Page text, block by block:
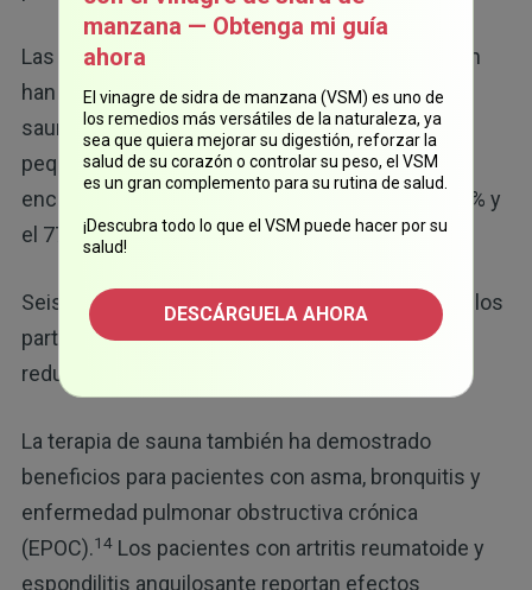
Las personas que sufren de fibromialgia también
han experimentado grandes resultados al usar
saunas para reducir el malestar y el dolor. En un
pequeño estudio, 44 pacientes con fibromialgia
encontraron una reducción del dolor entre el 33 % y
el 77 %.
Seis meses después de que terminó el estudio, los
participantes continuaron informando una
reducción del dolor entre el 28 % y el 68 %.
La terapia de sauna también ha demostrado
beneficios para pacientes con asma, bronquitis y
enfermedad pulmonar obstructiva crónica
(EPOC).14Los pacientes con artritis reumatoide y
espondilitis anquilosante reportan efectos
manzana — Obtenga mi guía
ahora
El vinagre de sidra de manzana (VSM) es uno de
los remedios más versátiles de la naturaleza, ya
sea que quiera mejorar su digestión, reforzar la
salud de su corazón o controlar su peso, el VSM
es un gran complemento para su rutina de salud.
¡Descubra todo lo que el VSM puede hacer por su
salud!
DESCÁRGUELA AHORA